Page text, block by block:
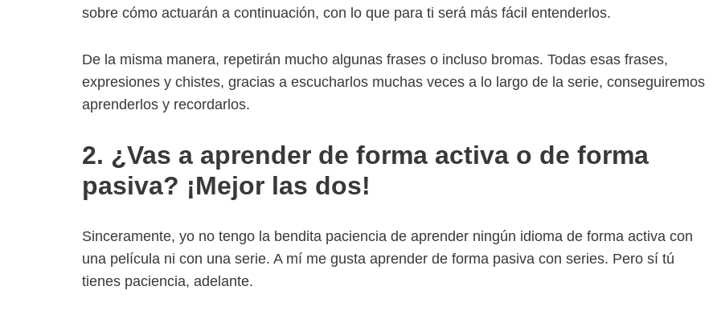
sobre cómo actuarán a continuación, con lo que para ti será más fácil entenderlos.
De la misma manera, repetirán mucho algunas frases o incluso bromas. Todas esas frases,
expresiones y chistes, gracias a escucharlos muchas veces a lo largo de la serie, conseguiremos
aprenderlos y recordarlos.
2. ¿Vas a aprender de forma activa o de forma
pasiva? ¡Mejor las dos!
Sinceramente, yo no tengo la bendita paciencia de aprender ningún idioma de forma activa con
una película ni con una serie. A mí me gusta aprender de forma pasiva con series. Pero sí tú
tienes paciencia, adelante.